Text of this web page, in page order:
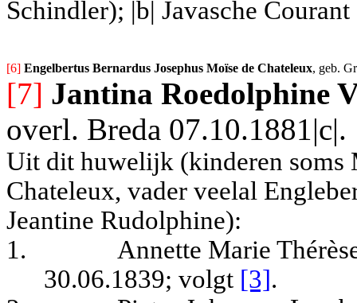
Schindler); |b| Javasche
[6] Engelbertus Bernardus Josephus Moïse de Chateleux, geb.
[7] Jantina Roedolphine
overl. Breda 07.10.1881|c|.
Uit dit huwelijk (kinderen soms
Chateleux, vader veelal
Jeantine Rudolphine):
1.
Annette Marie
30.06.1839; volgt [3].